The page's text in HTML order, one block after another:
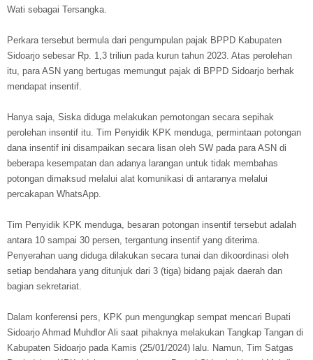
Wati sebagai Tersangka.
Perkara tersebut bermula dari pengumpulan pajak BPPD Kabupaten
Sidoarjo sebesar Rp. 1,3 triliun pada kurun tahun 2023. Atas perolehan
itu, para ASN yang bertugas memungut pajak di BPPD Sidoarjo berhak
mendapat insentif.
Hanya saja, Siska diduga melakukan pemotongan secara sepihak
perolehan insentif itu. Tim Penyidik KPK menduga, permintaan potongan
dana insentif ini disampaikan secara lisan oleh SW pada para ASN di
beberapa kesempatan dan adanya larangan untuk tidak membahas
potongan dimaksud melalui alat komunikasi di antaranya melalui
percakapan WhatsApp.
Tim Penyidik KPK menduga, besaran potongan insentif tersebut adalah
antara 10 sampai 30 persen, tergantung insentif yang diterima.
Penyerahan uang diduga dilakukan secara tunai dan dikoordinasi oleh
setiap bendahara yang ditunjuk dari 3 (tiga) bidang pajak daerah dan
bagian sekretariat.
Dalam konferensi pers, KPK pun mengungkap sempat mencari Bupati
Sidoarjo Ahmad Muhdlor Ali saat pihaknya melakukan Tangkap Tangan di
Kabupaten Sidoarjo pada Kamis (25/01/2024) lalu. Namun, Tim Satgas